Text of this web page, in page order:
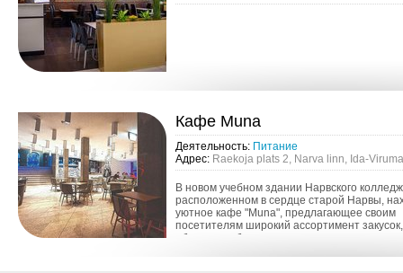
Кафе Muna
Деятельность: Питание
Адрес: Raekoja plats 2, Narva linn, Ida-
В новом учебном здании Нарвского
расположенном в сердце старой Нарвы,
уютное кафе "Muna", предлагающее своим
посетителям широкий ассортимент закусок,
обеденных блюд и меню для ужина, а